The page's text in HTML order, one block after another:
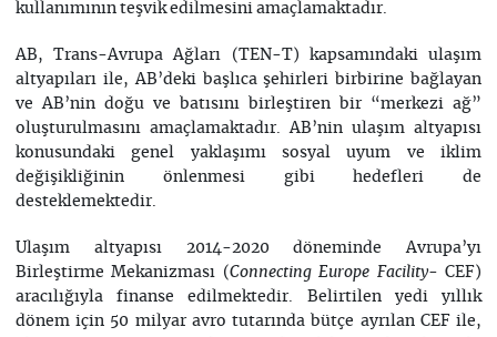
kullanımının teşvik edilmesini amaçlamaktadır.
AB, Trans-Avrupa Ağları (TEN-T) kapsamındaki ulaşım
altyapıları ile, AB’deki başlıca şehirleri birbirine bağlayan
ve AB’nin doğu ve batısını birleştiren bir “merkezi ağ”
oluşturulmasını amaçlamaktadır. AB’nin ulaşım altyapısı
konusundaki genel yaklaşımı sosyal uyum ve iklim
değişikliğinin önlenmesi gibi hedefleri de
desteklemektedir.
Ulaşım altyapısı 2014-2020 döneminde Avrupa’yı
Birleştirme Mekanizması (Connecting Europe Facility- CEF)
aracılığıyla finanse edilmektedir. Belirtilen yedi yıllık
dönem için 50 milyar avro tutarında bütçe ayrılan CEF ile,